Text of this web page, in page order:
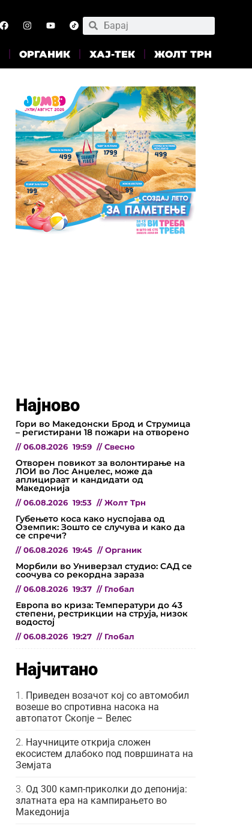
ОРГАНИК ХАЈ-ТЕК ЖОЛТ ТРН
Најново
Гори во Македонски Брод и Струмица
– регистирани 18 пожари на отворено
// 06.08.2026 19:59 // Свесно
Отворен повикот за волонтирање на
ЛОИ во Лос Анџелес, може да
аплицираат и кандидати од
Македонија
// 06.08.2026 19:53 // Жолт Трн
Губењето коса како нуспојава од
Оземпик: Зошто се случува и како да
се спречи?
// 06.08.2026 19:45 // Органик
Морбили во Универзал студио: САД се
соочува со рекордна зараза
// 06.08.2026 19:37 // Глобал
Европа во криза: Температури до 43
степени, рестрикции на струја, низок
водостој
// 06.08.2026 19:27 // Глобал
Најчитано
Приведен возачот кој со автомобил
возеше во спротивна насока на
автопатот Скопје – Велес
Научниците открија сложен
екосистем длабоко под површината на
Земјата
Од 300 камп-приколки до депонија:
златната ера на кампирањето во
Македонија